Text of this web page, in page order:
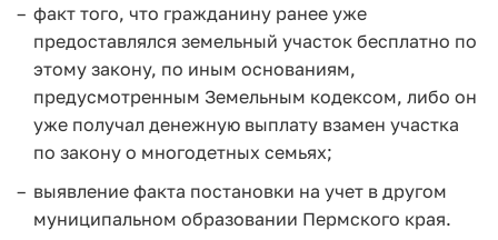
факт того, что гражданину ранее уже
предоставлялся земельный участок бесплатно по
этому закону, по иным основаниям,
предусмотренным Земельным кодексом, либо он
уже получал денежную выплату взамен участка
по закону о многодетных семьях;
выявление факта постановки на учет в другом
муниципальном образовании Пермского края.